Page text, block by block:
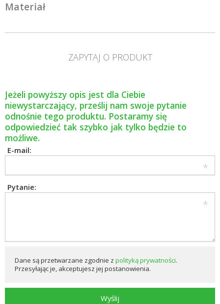
Materiał
ZAPYTAJ O PRODUKT
Jeżeli powyższy opis jest dla Ciebie
niewystarczający, prześlij nam swoje pytanie
odnośnie tego produktu. Postaramy się
odpowiedzieć tak szybko jak tylko będzie to
możliwe.
E-mail:
Pytanie:
Dane są przetwarzane zgodnie z polityką prywatności.
Przesyłając je, akceptujesz jej postanowienia.
Wyślij